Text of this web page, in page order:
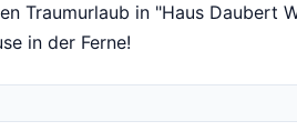
Traumurlaub in "Haus Daubert
in der Ferne!